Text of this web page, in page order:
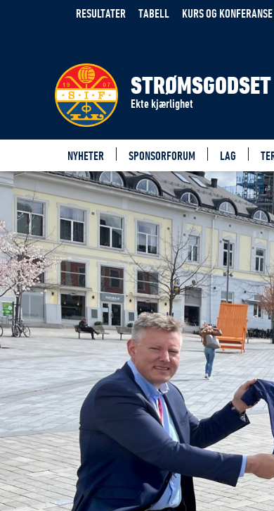
RESULTATER TABELL KURS OG KONFERANSE
STRØMSGODSET
Ekte kjærlighet
NYHETER SPONSORFORUM LAG